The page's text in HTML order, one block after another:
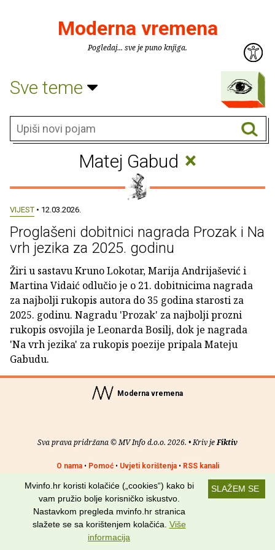
Moderna vremena
Pogledaj... sve je puno knjiga.
Sve teme
Matej Gabud ×
VIJEST • 12.03.2026.
Proglašeni dobitnici nagrada Prozak i Na
vrh jezika za 2025. godinu
Žiri u sastavu Kruno Lokotar, Marija Andrijašević i
Martina Vidaić odlučio je o 21. dobitnicima nagrada
za najbolji rukopis autora do 35 godina starosti za
2025. godinu. Nagradu 'Prozak' za najbolji prozni
rukopis osvojila je Leonarda Bosilj, dok je nagrada
'Na vrh jezika' za rukopis poezije pripala Mateju
Gabudu.
Moderna vremena
Sva prava pridržana © MV Info d.o.o. 2026. • Kriv jeFiktiv
O nama• Pomoć• Uvjeti korištenja• RSS kanali
Potraži nas na: SLAŽEM SE
Mvinfo.hr koristi kolačiće („cookies“) kako bi
vam pružio bolje korisničko iskustvo.
Nastavkom pregleda mvinfo.hr stranica
slažete se sa korištenjem kolačića. Više
informacija